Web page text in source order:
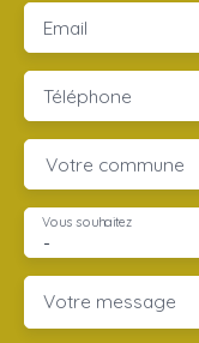
Email
Téléphone
Votre commune
-
Vous souhaitez
Votre message